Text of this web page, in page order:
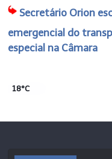
Secretário Orion
emergencial do
especial na Câmara
18°C